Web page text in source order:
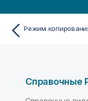
Режим
Справочные